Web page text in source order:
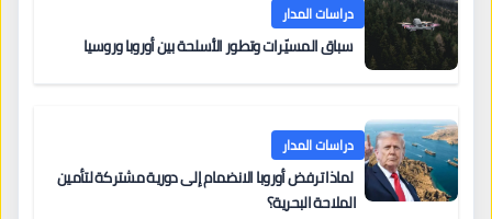
دراسات المدار
سباق المسيّرات وتطور الأسلحة بين أوروبا وروسيا
دراسات المدار
لماذا ترفض أوروبا الانضمام إلى دورية مشتركة لتأمين
الملاحة البحرية؟